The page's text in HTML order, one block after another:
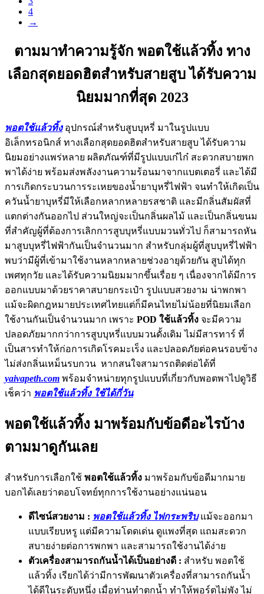
4
→
ตามมาทำความรู้จัก พอตใช้แล้วทิ้ง ทาง
เลือกสุดยอดฮิตสำหรับสายสูบ ได้รับความ
นิยมมากที่สุด 2023
พอตใช้แล้วทิ้งอุปกรณ์สำหรับสูบบุหรี่ มาในรูปแบบ
อิเล็กทรอนิกส์ ทางเลือกสุดยอดฮิตสำหรับสายสูบ ได้รับความ
นิยมอย่างแพร่หลาย ผลิตภัณฑ์ที่มีรูปแบบเก๋ไก๋ สะดวกสบายพก
พาได้ง่าย พร้อมส่งพลังงานความร้อนมาจากแบตเตอรี่ และได้มี
การเกิดกระบวนการระเหยของน้ำยาบุหรี่ไฟฟ้า จนทำให้เกิดเป็น
ควันน้ำยาบุหรี่มีให้เลือกหลากหลายรสชาติ และมีกลิ่นสัมผัสที่
แตกต่างกันออกไป ส่วนใหญ่จะเป็นกลิ่นผลไม้ และเป็นกลิ่นขนม
ที่สำคัญผู้ที่ต้องการเลิกการสูบบุหรี่แบบมวนทั่วไป ก็สามารถหัน
มาสูบบุหรี่ไฟฟ้ากันเป็นจำนวนมาก สำหรับกลุ่มผู้ที่สูบบุหรี่ไฟฟ้า
พบว่ามีผู้ที่เข้ามาใช้งานหลากหลายช่วงอายุด้วยกัน สูบได้ทุก
เพศทุกวัย และได้รับความนิยมมากขึ้นเรื่อย ๆ เนื่องจากได้มีการ
ออกแบบมาด้วยราคาสบายกระเป๋า รูปแบบสวยงาม น่าพกพา
แม้จะผิดกฎหมายประเทศไทยแต่ก็มีคนไทยไม่น้อยที่นิยมเลือก
ใช้งานกันเป็นจำนวนมาก เพราะ POD ใช้แล้วทิ้ง จะมีความ
ปลอดภัยมากกว่าการสูบบุหรี่แบบมวนดั้งเดิม ไม่มีสารทาร์ ที่
เป็นสารทำให้ก่อการเกิดโรคมะเร็ง และปลอดภัยต่อคนรอบข้าง
ไม่ส่งกลิ่นเหม็นรบกวน หากสนใจสามารถติดต่อได้ที่
yaivapeth.com พร้อมจำหน่ายทุกรูปแบบที่เกี่ยวกับพอตพาไปดูวิธี
เช็คว่า พอตใช้แล้วทิ้ง ใช้ได้กี่วัน
พอตใช้แล้วทิ้ง มาพร้อมกับข้อดีอะไรบ้าง
ตามมาดูกันเลย
สำหรับการเลือกใช้ พอตใช้แล้วทิ้ง มาพร้อมกับข้อดีมากมาย
บอกได้เลยว่าตอบโจทย์ทุกการใช้งานอย่างแน่นอน
ดีไซน์สวยงาม : พอตใช้แล้วทิ้ง ไฟกระพริบแม้จะออกมา
แบบเรียบหรู แต่มีความโดดเด่น ดูแพงที่สุด แถมสะดวก
สบายง่ายต่อการพกพา และสามารถใช้งานได้ง่าย
ตัวเครื่องสามารถกันน้ำได้เป็นอย่างดี : สำหรับ พอตใช้
แล้วทิ้ง เรียกได้ว่ามีการพัฒนาตัวเครื่องที่สามารถกันน้ำ
ได้ดีในระดับหนึ่ง เมื่อท่านทำตกน้ำ ทำให้พอร์ตไม่พัง ไม่